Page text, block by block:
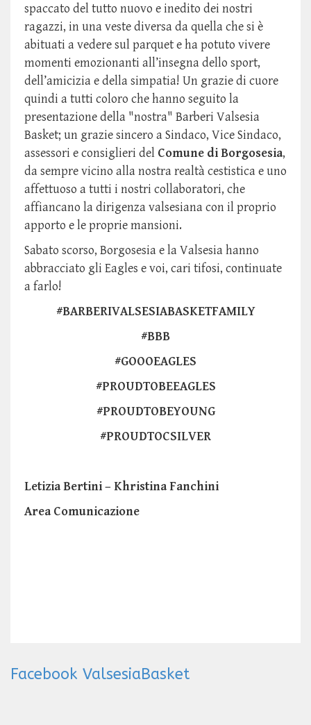
spaccato del tutto nuovo e inedito dei nostri
ragazzi, in una veste diversa da quella che si è
abituati a vedere sul parquet e ha potuto vivere
momenti emozionanti all’insegna dello sport,
dell’amicizia e della simpatia! Un grazie di cuore
quindi a tutti coloro che hanno seguito la
presentazione della "nostra" Barberi Valsesia
Basket; un grazie sincero a Sindaco, Vice Sindaco,
assessori e consiglieri del Comune di Borgosesia,
da sempre vicino alla nostra realtà cestistica e uno
affettuoso a tutti i nostri collaboratori, che
affiancano la dirigenza valsesiana con il proprio
apporto e le proprie mansioni.
Sabato scorso, Borgosesia e la Valsesia hanno
abbracciato gli Eagles e voi, cari tifosi, continuate
a farlo!
#BARBERIVALSESIABASKETFAMILY
#BBB
#GOOOEAGLES
#PROUDTOBEEAGLES
#PROUDTOBEYOUNG
#PROUDTOCSILVER
Letizia Bertini – Khristina Fanchini
Area Comunicazione
Facebook ValsesiaBasket